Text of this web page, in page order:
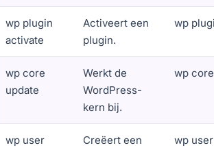
wp plugin
activate
Activeert een
plugin.
wp
wp core
update
Werkt de
WordPress-
kern bij.
wp
wp user
Creëert een
wp